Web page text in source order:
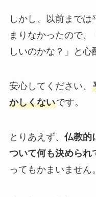
しかし、以前まで
まりなかったので
しいのかな？」と心
安心してください、
かしくないです。
とりあえず、 仏教的
ついて何も決められ
ってもかまいません。